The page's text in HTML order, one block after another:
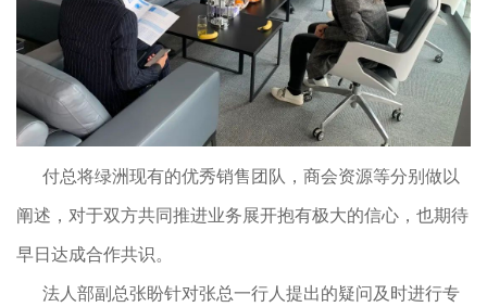
付总将绿洲现有的优秀销售团队，商会资源等分别做以
阐述，对于双方共同推进业务展开抱有极大的信心，也期待
早日达成合作共识。
法人部副总张盼针对张总一行人提出的疑问及时进行专